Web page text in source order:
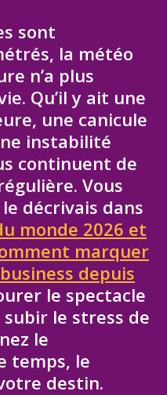
sont
la météo
n’a plus
Qu’il y ait une
une canicule
instabilité
continuent de
Vous
décrivais dans
monde 2026 et
marquer
depuis
le spectacle
le stress de
le
temps, le
destin.